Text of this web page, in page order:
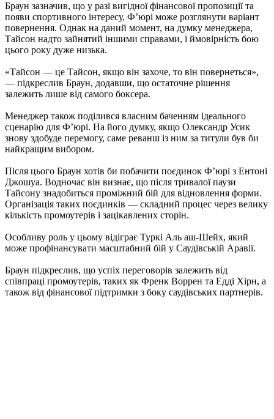
Браун зазначив, що у разі вигідної фінансової пропозиції та
появи спортивного інтересу, Ф’юрі може розглянути варіант
повернення. Однак на даний момент, на думку менеджера,
Тайсон надто зайнятий іншими справами, і ймовірність бою
цього року дуже низька.
«Тайсон — це Тайсон, якщо він захоче, то він повернеться»,
— підкреслив Браун, додавши, що остаточне рішення
залежить лише від самого боксера.
Менеджер також поділився власним баченням ідеального
сценарію для Ф’юрі. На його думку, якщо Олександр Усик
знову здобуде перемогу, саме реванш із ним за титули був би
найкращим вибором.
Після цього Браун хотів би побачити поєдинок Ф’юрі з Ентоні
Джошуа. Водночас він визнає, що після тривалої паузи
Тайсону знадобиться проміжний бій для відновлення форми.
Організація таких поєдинків — складний процес через велику
кількість промоутерів і зацікавлених сторін.
Особливу роль у цьому відіграє Туркі Аль аш-Шейх, який
може профінансувати масштабний бій у Саудівській Аравії.
Браун підкреслив, що успіх переговорів залежить від
співпраці промоутерів, таких як Френк Воррен та Едді Хірн, а
також від фінансової підтримки з боку саудівських партнерів.